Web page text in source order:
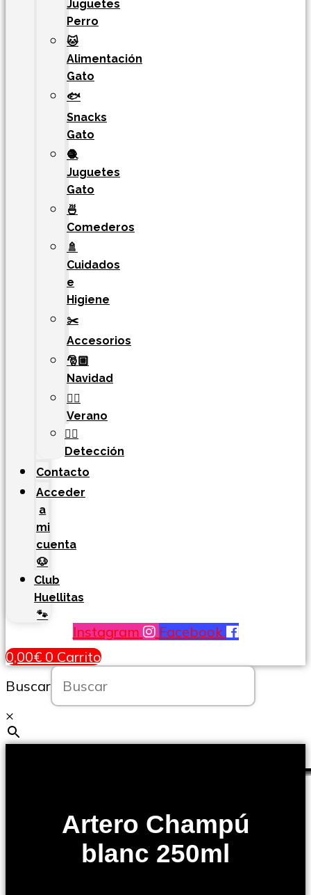
Juguetes
Perro
🐱
Alimentación
Gato
🐟
Snacks
Gato
🧶
Juguetes
Gato
🍜
Comederos
🚿
Cuidados
e
Higiene
✂️
Accesorios
🎅🏼
Navidad
🏄‍♀️
Verano
🐕‍🦺
Detección
Contacto
Acceder
a
mi
cuenta
🐶
Club
Huellitas
🐾
Instagram
Facebook
0,00€ 0 Carrito
Buscar
×
Artero Champú
blanc 250ml